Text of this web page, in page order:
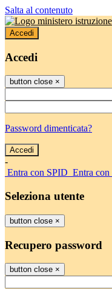
Salta al contenuto
Accedi
Accedi
button close ×
Password dimenticata?
-
Entra con SPID Entra con
Seleziona utente
button close ×
Recupero password
button close ×